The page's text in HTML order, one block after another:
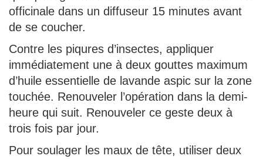
officinale dans un diffuseur 15 minutes avant
de se coucher.
Contre les piqures d’insectes, appliquer
immédiatement une à deux gouttes maximum
d’huile essentielle de lavande aspic sur la zone
touchée. Renouveler l’opération dans la demi-
heure qui suit. Renouveler ce geste deux à
trois fois par jour.
Pour soulager les maux de tête, utiliser deux